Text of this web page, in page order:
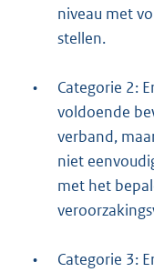
niveau met
stellen.
•
Categorie 2:
voldoende
verband,
niet
met het
•
Categorie 3: